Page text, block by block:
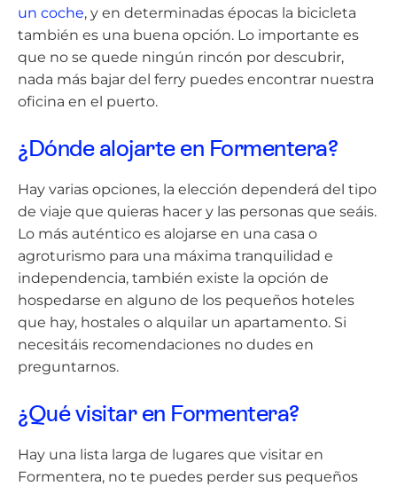
un coche, y en determinadas épocas la bicicleta
también es una buena opción. Lo importante es
que no se quede ningún rincón por descubrir,
nada más bajar del ferry puedes encontrar nuestra
oficina en el puerto.
¿Dónde alojarte en Formentera?
Hay varias opciones, la elección dependerá del tipo
de viaje que quieras hacer y las personas que seáis.
Lo más auténtico es alojarse en una casa o
agroturismo para una máxima tranquilidad e
independencia, también existe la opción de
hospedarse en alguno de los pequeños hoteles
que hay, hostales o alquilar un apartamento. Si
necesitáis recomendaciones no dudes en
preguntarnos.
¿Qué visitar en Formentera?
Hay una lista larga de lugares que visitar en
Formentera, no te puedes perder sus pequeños